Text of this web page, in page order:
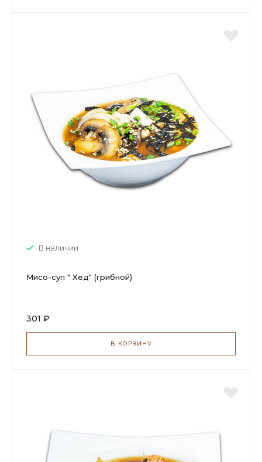
В наличии
Мисо-суп " Хед" (грибной)
301 ₽
В КОРЗИНУ